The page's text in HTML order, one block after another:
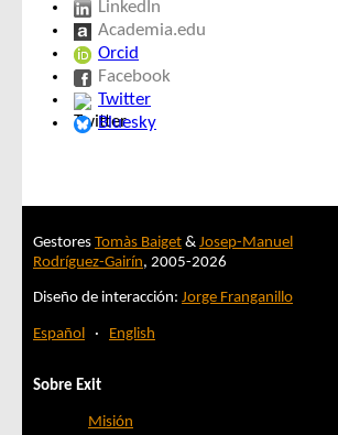
LinkedIn
Academia.edu
Orcid
Facebook
Twitter
Bluesky
Gestores Tomàs Baiget & Josep-Manuel
Rodríguez-Gairín, 2005-2026
Diseño de interacción: Jorge Franganillo
Español · English
Sobre Exit
Misión